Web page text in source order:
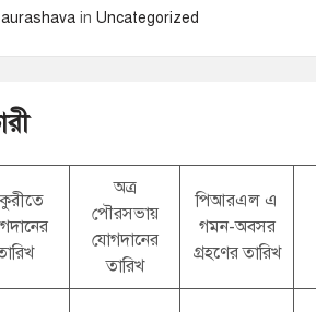
inUncategorized
অত্র
পৌরসভায়
যোগদানের
তারিখ
পিআরএল এ
গমন-অবসর
গ্রহণের তারিখ